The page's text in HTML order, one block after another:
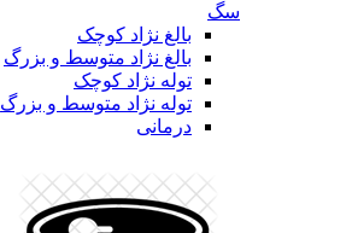
سگ
بالغ نژاد کوچک
بالغ نژاد متوسط و بزرگ
توله نژاد کوچک
توله نژاد متوسط و بزرگ
درمانی